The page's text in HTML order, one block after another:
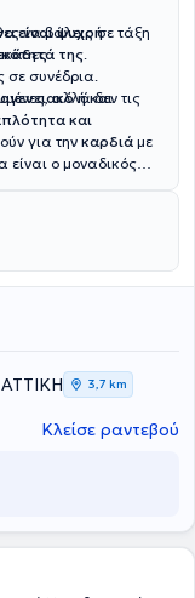
να βάλεις σε τάξη
της.
είναι ψυχρή
σε συνέδρια.
αλλά δεν τις
και
ή και
για την καρδιά με
ο μοναδικός
3,7 km
Κλείσε ραντεβού